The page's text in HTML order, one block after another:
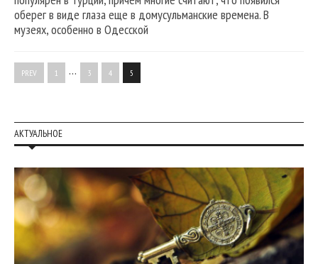
оберег в виде глаза еще в домусульманские времена. В
музеях, особенно в Одесской
PREV 1 … 3 4 5
АКТУАЛЬНОЕ